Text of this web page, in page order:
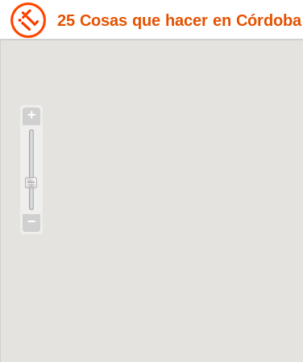
25 Cosas que hacer en Córdoba
+
−